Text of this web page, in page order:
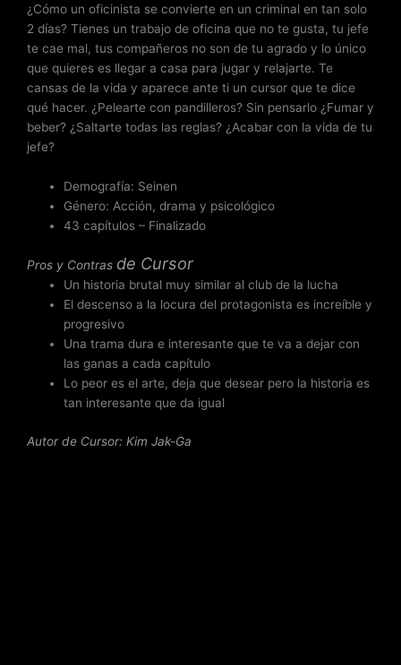
5
¿Cómo un oficinista se convierte en un criminal en tan solo
2 días? Tienes un trabajo de oficina que no te gusta, tu jefe
te cae mal, tus compañeros no son de tu agrado y lo único
que quieres es llegar a casa para jugar y relajarte. Te
cansas de la vida y aparece ante ti un cursor que te dice
qué hacer. ¿Pelearte con pandilleros? Sin pensarlo ¿Fumar y
beber? ¿Saltarte todas las reglas? ¿Acabar con la vida de tu
jefe?
Demografía: Seinen
Género: Acción, drama y psicológico
43 capítulos – Finalizado
Pros y Contras de Cursor
Un historia brutal muy similar al club de la lucha
El descenso a la locura del protagonista es increíble y
progresivo
Una trama dura e interesante que te va a dejar con
las ganas a cada capítulo
Lo peor es el arte, deja que desear pero la historia es
tan interesante que da igual
Autor de Cursor: Kim Jak-Ga